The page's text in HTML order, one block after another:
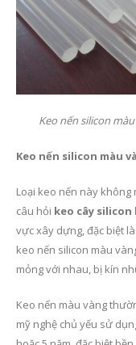
Keo nến silicon
Keo nến silicon màu
Loại keo nến này
câu hỏi keo cây
vực xây dựng, đặc biệt
keo nến silicon màu
mỏng với nhau, bị kín
Keo nến màu vàng
mỹ nghệ chủ yếu sử